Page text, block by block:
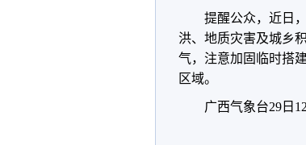
提醒公众，近日
洪、地质灾害及城乡
气，注意加固临时搭
区域。
广西气象台29日